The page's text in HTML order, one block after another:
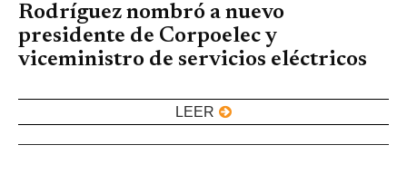
Rodríguez nombró a nuevo
presidente de Corpoelec y
viceministro de servicios eléctricos
LEER